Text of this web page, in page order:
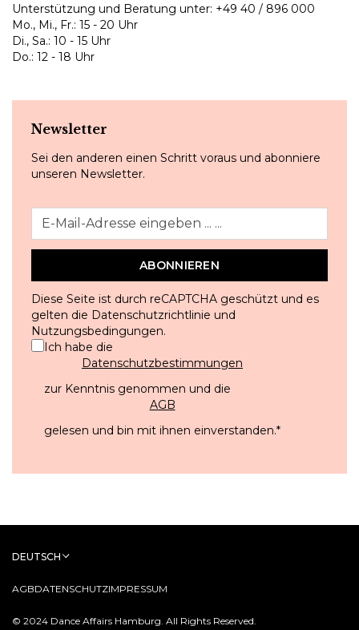
Unterstützung und Beratung unter: +49 40 / 896 000
Mo., Mi., Fr.: 15 - 20 Uhr
Di., Sa.: 10 - 15 Uhr
Do.: 12 - 18 Uhr
Newsletter
Sei den anderen einen Schritt voraus und abonniere
unseren Newsletter.
ABONNIEREN
Diese Seite ist durch reCAPTCHA geschützt und es
gelten die Datenschutzrichtlinie und
Nutzungsbedingungen.
Ich habe die
Datenschutzbestimmungen
zur Kenntnis genommen und die
AGB
gelesen und bin mit ihnen einverstanden.*
© 2024 Dance Affairs Hamburg. All Rights Reserved.
AGBDATENSCHUTZIMPRESSUM
DEUTSCH